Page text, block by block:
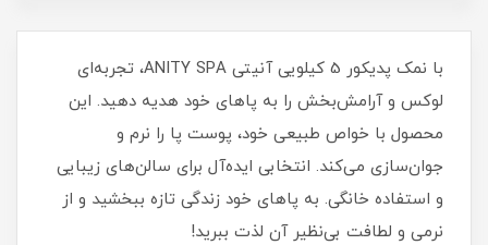
با نمک پدیکور 5 کیلویی آنیتی ANITY SPA، تجربه‌ای
لوکس و آرامش‌بخش را به پاهای خود هدیه دهید. این
محصول با خواص طبیعی خود، پوست پا را نرم و
جوان‌سازی می‌کند. انتخابی ایده‌آل برای سالن‌های زیبایی
و استفاده خانگی. به پاهای خود زندگی تازه ببخشید و از
نرمی و لطافت بی‌نظیر آن لذت ببرید!